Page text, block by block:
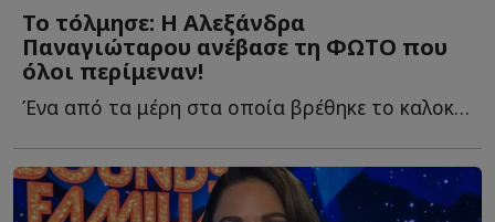
Το τόλμησε: Η Αλεξάνδρα
Παναγιώταρου ανέβασε τη ΦΩΤΟ που
όλοι περίμεναν!
Ένα από τα μέρη στα οποία βρέθηκε το καλοκαίρι η Αλεξάνδρα Π...